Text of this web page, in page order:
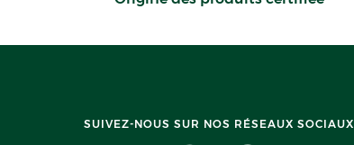
SUIVEZ-NOUS SUR NOS RÉSEAUX SOCIAUX